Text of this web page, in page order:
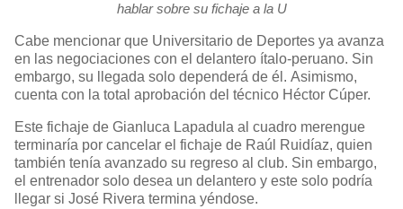
hablar sobre su fichaje a la U
Cabe mencionar que Universitario de Deportes ya avanza
en las negociaciones con el delantero ítalo-peruano. Sin
embargo, su llegada solo dependerá de él. Asimismo,
cuenta con la total aprobación del técnico Héctor Cúper.
Este fichaje de Gianluca Lapadula al cuadro merengue
terminaría por cancelar el fichaje de Raúl Ruidíaz, quien
también tenía avanzado su regreso al club. Sin embargo,
el entrenador solo desea un delantero y este solo podría
llegar si José Rivera termina yéndose.